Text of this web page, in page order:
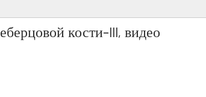
кости-III, видео